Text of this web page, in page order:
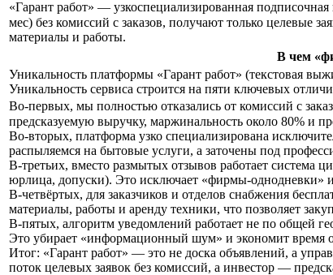
«Гарант работ» — узкоспециализированная
мес) без комиссий с заказов, получают только целевые
материалы и работы.
В чем
Уникальность платформы «Гарант работ» (текстовая
Уникальность сервиса строится на пяти ключевых
Во-первых, мы полностью отказались от комиссий с
предсказуемую выручку, маржинальность около 80% и
Во-вторых, платформа узко специализирована
распыляемся на бытовые услуги, а заточены под
В-третьих, вместо размытых отзывов работает система
юрлица, допуски). Это исключает «фирмы-однодневки»
В-четвёртых, для заказчиков и отделов снабжения
материалы, работы и аренду техники, что позволяет
В-пятых, алгоритм уведомлений работает не по общей
Это убирает «информационный шум» и экономит время
Итог: «Гарант работ» — это не доска объявлений, а
поток целевых заявок без комиссий, а инвестор —